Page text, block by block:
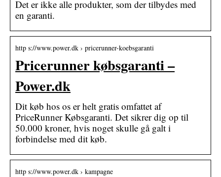
Det er ikke alle produkter, som der tilbydes med
en garanti.
http s://www.power.dk › pricerunner-koebsgaranti
Pricerunner købsgaranti –
Power.dk
Dit køb hos os er helt gratis omfattet af
PriceRunner Købsgaranti. Det sikrer dig op til
50.000 kroner, hvis noget skulle gå galt i
forbindelse med dit køb.
http s://www.power.dk › kampagne